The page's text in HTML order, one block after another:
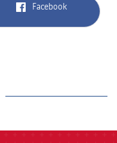
label.aria.facebook
Facebook